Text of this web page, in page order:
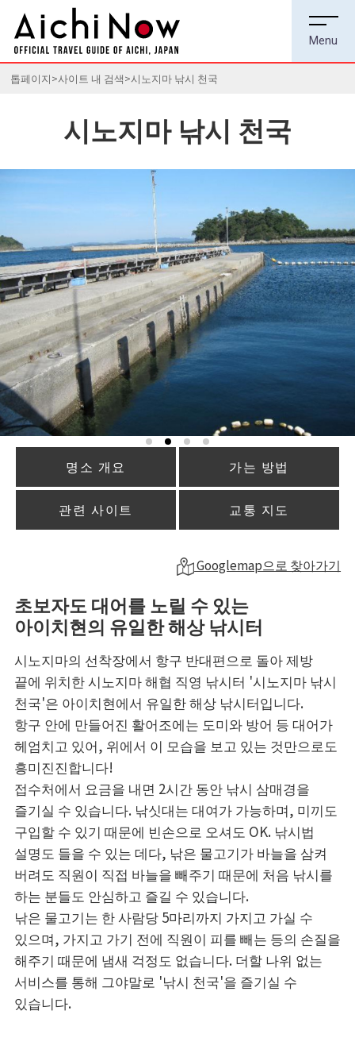
톱페이지 사이트 내 검색 시노지마 낚시 천국
시노지마 낚시 천국
명소 개요 가는 방법
관련 사이트 교통 지도
Googlemap으로 찾아가기
초보자도 대어를 노릴 수 있는
아이치현의 유일한 해상 낚시터
시노지마의 선착장에서 항구 반대편으로 돌아 제방
끝에 위치한 시노지마 해협 직영 낚시터 '시노지마 낚시
천국'은 아이치현에서 유일한 해상 낚시터입니다.
항구 안에 만들어진 활어조에는 도미와 방어 등 대어가
헤엄치고 있어, 위에서 이 모습을 보고 있는 것만으로도
흥미진진합니다!
접수처에서 요금을 내면 2시간 동안 낚시 삼매경을
즐기실 수 있습니다. 낚싯대는 대여가 가능하며, 미끼도
구입할 수 있기 때문에 빈손으로 오셔도 OK. 낚시법
설명도 들을 수 있는 데다, 낚은 물고기가 바늘을 삼켜
버려도 직원이 직접 바늘을 빼주기 때문에 처음 낚시를
하는 분들도 안심하고 즐길 수 있습니다.
낚은 물고기는 한 사람당 5마리까지 가지고 가실 수
있으며, 가지고 가기 전에 직원이 피를 빼는 등의 손질을
해주기 때문에 냄새 걱정도 없습니다. 더할 나위 없는
서비스를 통해 그야말로 '낚시 천국'을 즐기실 수
있습니다.